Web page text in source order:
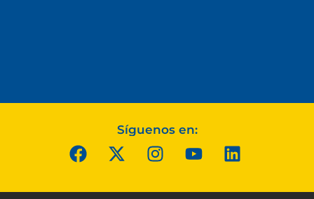
Síguenos en: